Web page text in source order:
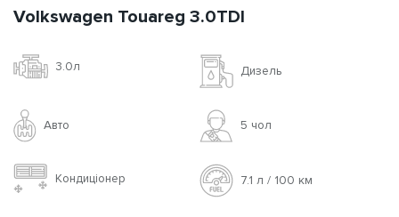
Volkswagen Touareg 3.0TDI
3.0л Дизель
Авто 5 чoл
Кондиціонер 7.1 л / 100 км